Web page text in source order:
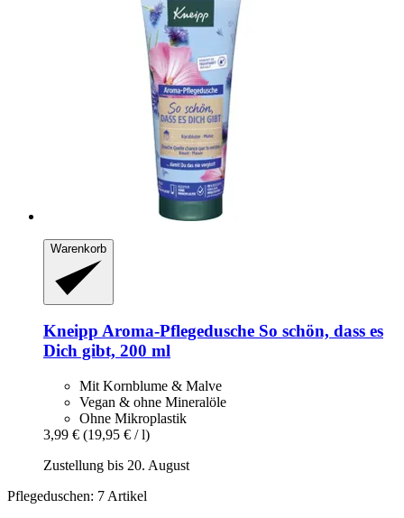
Warenkorb
Kneipp Aroma-​Pflegedusche So schön, dass es
Dich gibt, 200 ml
Mit Kornblume & Malve
Vegan & ohne Mineralöle
Ohne Mikroplastik
3,99 € (19,95 € / l)
Zustellung bis 20. August
Pflegeduschen: 7 Artikel